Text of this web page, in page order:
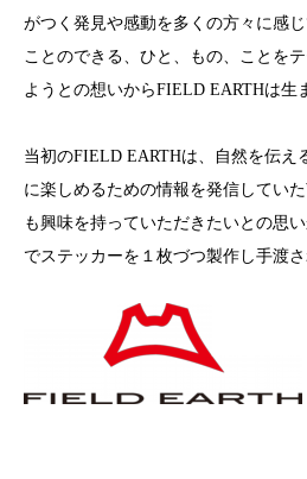
がつく発見や感動を多くの方々に感
ことのできる、ひと、もの、ことを
ようとの想いからFIELD EARTHは生
当初のFIELD EARTHは、自然を伝え
に楽しめるための情報を発信してい
も興味を持っていただきたいとの思
でステッカーを１枚づつ製作し手渡さ